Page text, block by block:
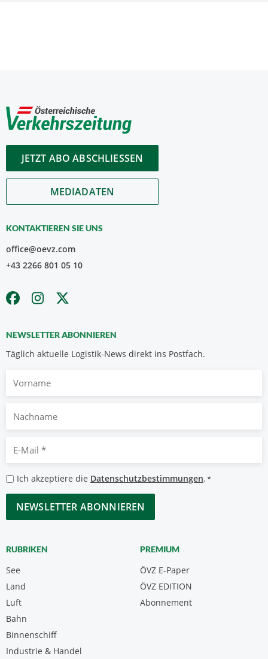
JETZT ABO ABSCHLIESSEN
MEDIADATEN
KONTAKTIEREN SIE UNS
office@oevz.com
+43 2266 801 05 10
NEWSLETTER ABONNIEREN
Täglich aktuelle Logistik-News direkt ins Postfach.
Nachname
Mail
Datenschutzbestimmungen
*
Ich akzeptiere die Datenschutzbestimmungen.*
CAPTCHA
RUBRIKEN
See
Land
Luft
Bahn
Binnenschiff
Industrie & Handel
PREMIUM
ÖVZ E-Paper
Abonnement
ÖVZ EDITION